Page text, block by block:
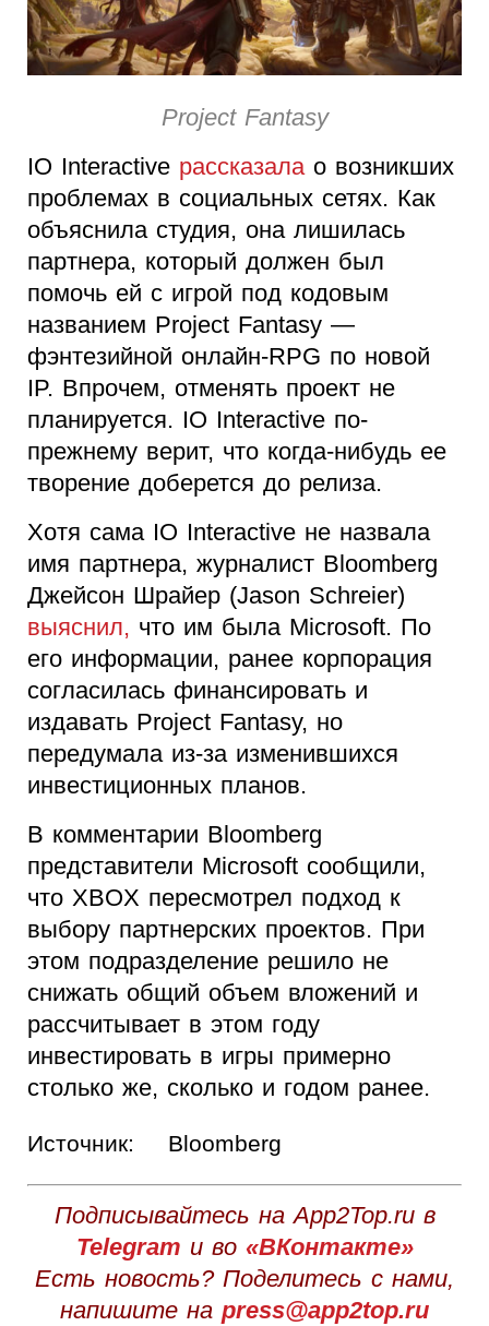
Project Fantasy
IO Interactive рассказалао возникших
проблемах в социальных сетях. Как
объяснила студия, она лишилась
партнера, который должен был
помочь ей с игрой под кодовым
названием Project Fantasy —
фэнтезийной онлайн-RPG по новой
IP. Впрочем, отменять проект не
планируется. IO Interactive по-
прежнему верит, что когда-нибудь ее
творение доберется до релиза.
Хотя сама IO Interactive не назвала
имя партнера, журналист Bloomberg
Джейсон Шрайер (Jason Schreier)
выяснил, что им была Microsoft. По
его информации, ранее корпорация
согласилась финансировать и
издавать Project Fantasy, но
передумала из-за изменившихся
инвестиционных планов.
В комментарии Bloomberg
представители Microsoft сообщили,
что XBOX пересмотрел подход к
выбору партнерских проектов. При
этом подразделение решило не
снижать общий объем вложений и
рассчитывает в этом году
инвестировать в игры примерно
столько же, сколько и годом ранее.
Источник: Bloomberg
Подписывайтесь на App2Top.ru в
Telegram и во «ВКонтакте»
Есть новость? Поделитесь с нами,
напишите на press@app2top.ru